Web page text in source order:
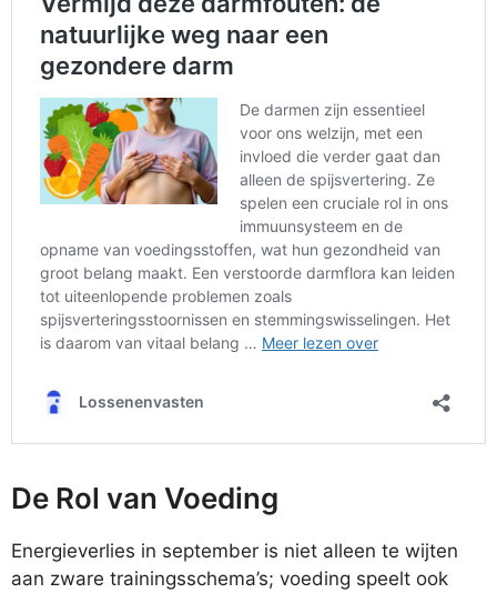
De Rol van Voeding
Energieverlies in september is niet alleen te wijten
aan zware trainingsschema’s; voeding speelt ook